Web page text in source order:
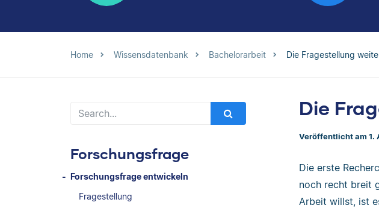
Home Wissensdatenbank Bachelorarbeit Die Fragestellung
Forschungsfrage
Forschungsfrage entwickeln
Fragestellung
Die
Veröffentlicht am 1.
Die erste
noch recht breit
Arbeit willst, ist